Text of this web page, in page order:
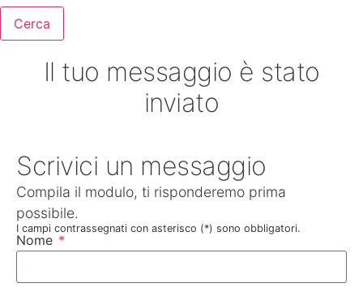
Cerca
Il tuo messaggio è stato
inviato
Scrivici un messaggio
Compila il modulo, ti risponderemo prima
possibile.
I campi contrassegnati con asterisco (*) sono obbligatori.
Nome